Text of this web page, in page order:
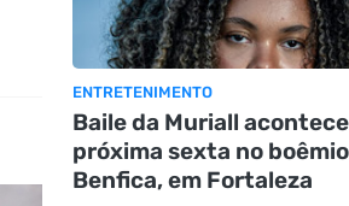
ENTRETENIMENTO
Baile da Muriall
próxima sexta no
Benfica, em Fortaleza